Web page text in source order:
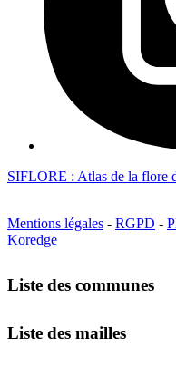
SIFLORE : Atlas de la flore
Mentions légales - RGPD -
Koredge
Liste des communes
Liste des mailles